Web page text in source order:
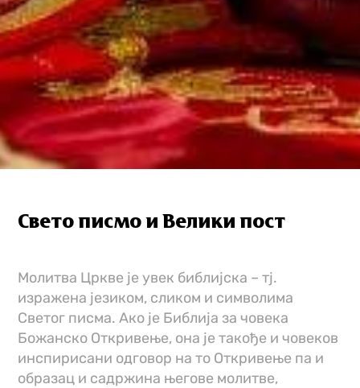
Свето писмо и Велики пост
Молитва Цркве је увек библијска – тј.
изражена језиком, сликом и символима
Светог писма. Ако је Библија за човека
Божанско Откривење, она је такође и човеков
инспирисани одговор на то Откривење па и
образац и садржина његове молитве,